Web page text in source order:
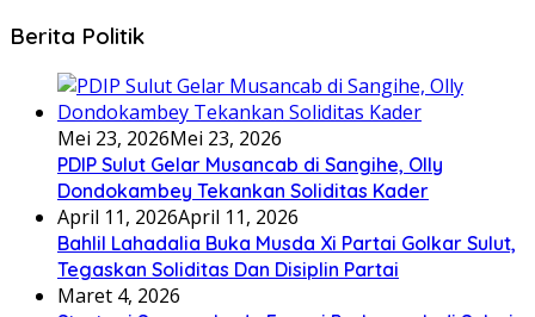
Berita Politik
Mei 23, 2026Mei 23, 2026
PDIP Sulut Gelar Musancab di Sangihe, Olly
Dondokambey Tekankan Soliditas Kader
April 11, 2026April 11, 2026
Bahlil Lahadalia Buka Musda Xi Partai Golkar Sulut,
Tegaskan Soliditas Dan Disiplin Partai
Maret 4, 2026